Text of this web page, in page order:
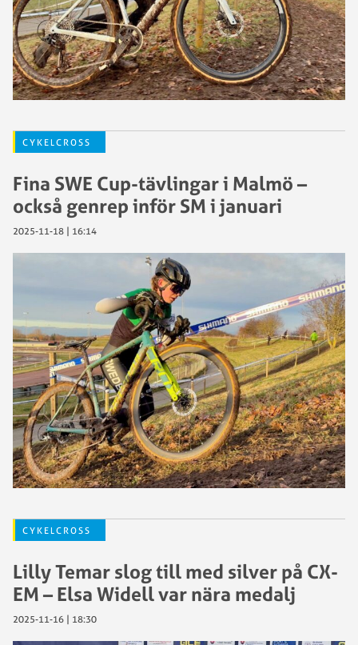
CYKELCROSS
Fina SWE Cup-tävlingar i Malmö –
också genrep inför SM i januari
2025-11-18 | 16:14
CYKELCROSS
Lilly Temar slog till med silver på CX-
EM – Elsa Widell var nära medalj
2025-11-16 | 18:30